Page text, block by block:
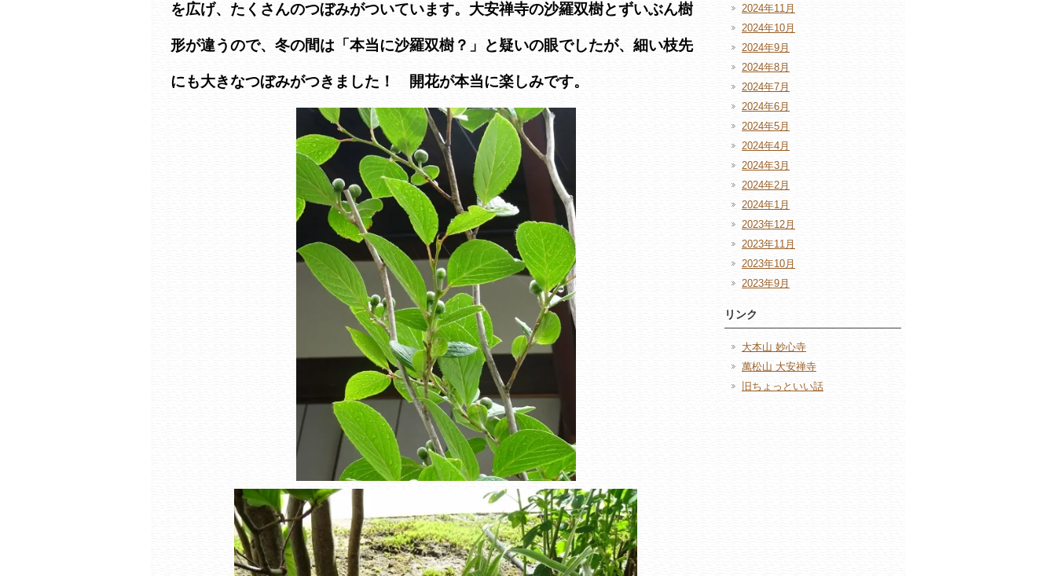
を広げ、たくさんのつぼみがついています。大安禅寺の沙羅双樹とずいぶん樹
形が違うので、冬の間は「本当に沙羅双樹？」と疑いの眼でしたが、細い枝先
にも大きなつぼみがつきました！ 開花が本当に楽しみです。
2024年11月
2024年10月
2024年9月
2024年8月
2024年7月
2024年6月
2024年5月
2024年4月
2024年3月
2024年2月
2024年1月
2023年12月
2023年11月
2023年10月
2023年9月
リンク
大本山 妙心寺
萬松山 大安禅寺
旧ちょっといい話